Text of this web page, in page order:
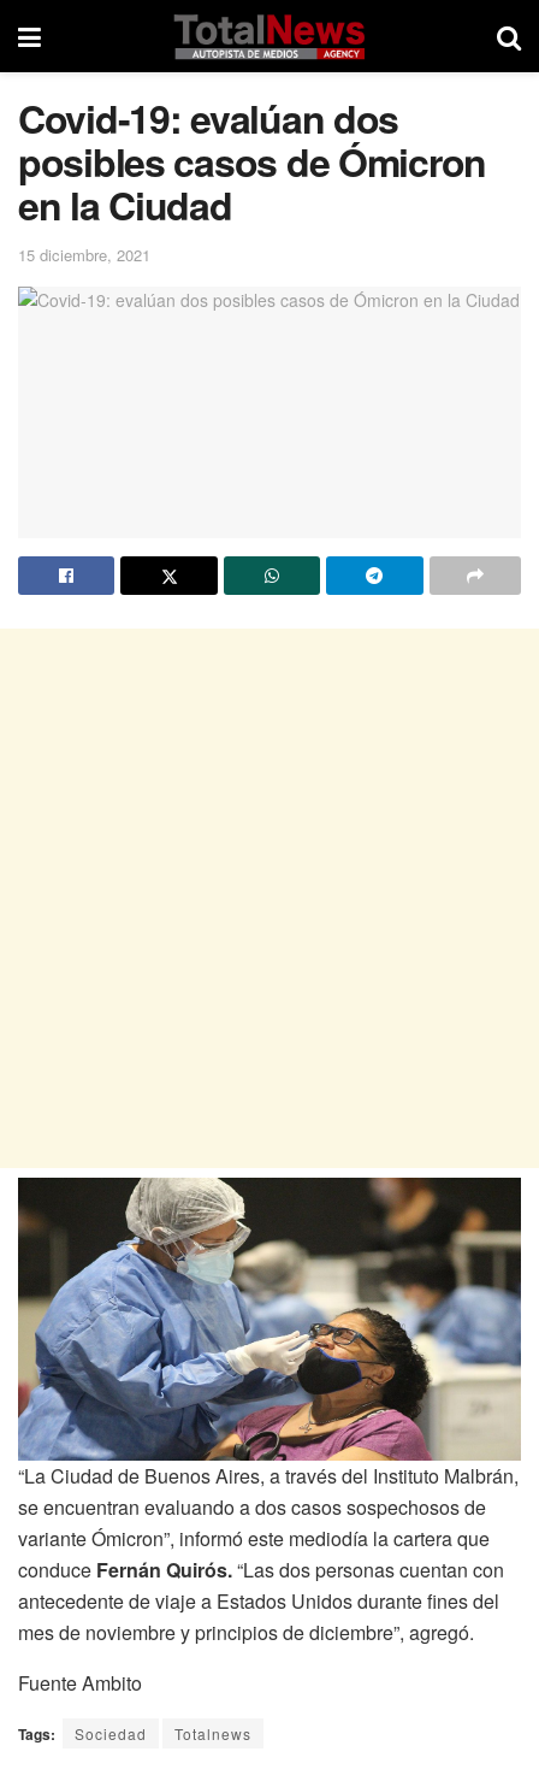
Covid-19: evalúan dos
posibles casos de Ómicron
en la Ciudad
15 diciembre, 2021
“La Ciudad de Buenos Aires, a través del Instituto Malbrán,
se encuentran evaluando a dos casos sospechosos de
variante Ómicron”, informó este mediodía la cartera que
conduce Fernán Quirós.“Las dos personas cuentan con
antecedente de viaje a Estados Unidos durante fines del
mes de noviembre y principios de diciembre”, agregó.
Fuente Ambito
Tags: Sociedad Totalnews